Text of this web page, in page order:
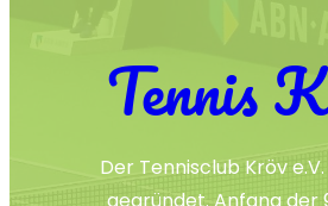
Tennis
Der Tennisclub Kröv
gegründet. Anfang der